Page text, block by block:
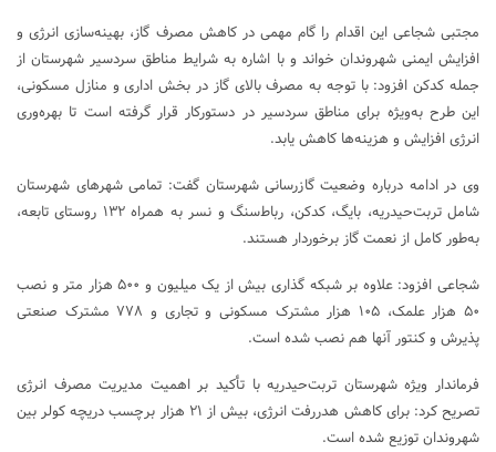
مجتبی شجاعی این اقدام را گام مهمی در کاهش مصرف گاز، بهینه‌سازی انرژی و
افزایش ایمنی شهروندان خواند و با اشاره به شرایط مناطق سردسیر شهرستان از
جمله کدکن افزود: با توجه به مصرف بالای گاز در بخش اداری و منازل مسکونی،
این طرح به‌ویژه برای مناطق سردسیر در دستورکار قرار گرفته است تا بهره‌وری
انرژی افزایش و هزینه‌ها کاهش یابد.
وی در ادامه درباره وضعیت گازرسانی شهرستان گفت: تمامی شهر‌های شهرستان
شامل تربت‌حیدریه، بایگ، کدکن، رباط‌سنگ و نسر به همراه ۱۳۲ روستای تابعه،
به‌طور کامل از نعمت گاز برخوردار هستند.
شجاعی افزود: علاوه بر شبکه گذاری بیش از یک میلیون و ۵۰۰ هزار متر و نصب
۵۰ هزار علمک، ۱۰۵ هزار مشترک مسکونی و تجاری و ۷۷۸ مشترک صنعتی
پذیرش و کنتور آنها هم نصب شده است.
فرماندار ویژه شهرستان تربت‌حیدریه با تأکید بر اهمیت مدیریت مصرف انرژی
تصریح کرد: برای کاهش هدررفت انرژی، بیش از ۲۱ هزار برچسب دریچه کولر بین
شهروندان توزیع شده است.